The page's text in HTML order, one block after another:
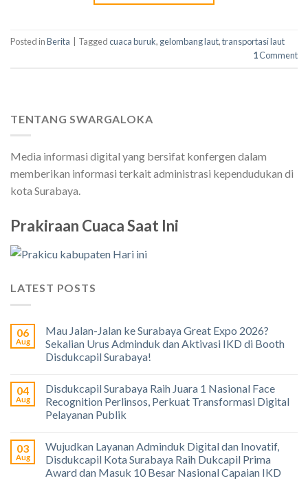
Posted inBerita Taggedcuaca buruk, gelombang laut,transportasi laut
1Comment
TENTANG SWARGALOKA
Media informasi digital yang bersifat konfergen dalam
memberikan informasi terkait administrasi kependudukan di
kota Surabaya.
Prakiraan Cuaca Saat Ini
LATEST POSTS
06
Aug
Mau Jalan-Jalan ke Surabaya Great Expo 2026?
Sekalian Urus Adminduk dan Aktivasi IKD di Booth
Disdukcapil Surabaya!
04
Aug
Disdukcapil Surabaya Raih Juara 1 Nasional Face
Recognition Perlinsos, Perkuat Transformasi Digital
Pelayanan Publik
03
Aug
Wujudkan Layanan Adminduk Digital dan Inovatif,
Disdukcapil Kota Surabaya Raih Dukcapil Prima
Award dan Masuk 10 Besar Nasional Capaian IKD